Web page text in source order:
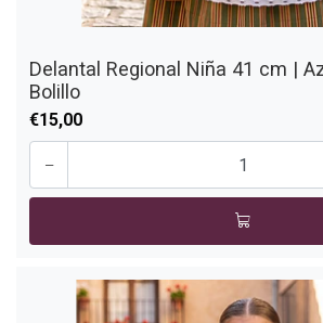
Delantal Regional Niña 41 cm |
Bolillo
€15,00
-